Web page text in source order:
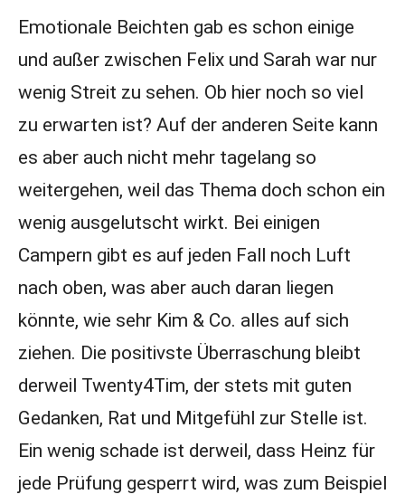
Emotionale Beichten gab es schon einige
und außer zwischen Felix und Sarah war nur
wenig Streit zu sehen. Ob hier noch so viel
zu erwarten ist? Auf der anderen Seite kann
es aber auch nicht mehr tagelang so
weitergehen, weil das Thema doch schon ein
wenig ausgelutscht wirkt. Bei einigen
Campern gibt es auf jeden Fall noch Luft
nach oben, was aber auch daran liegen
könnte, wie sehr Kim & Co. alles auf sich
ziehen. Die positivste Überraschung bleibt
derweil Twenty4Tim, der stets mit guten
Gedanken, Rat und Mitgefühl zur Stelle ist.
Ein wenig schade ist derweil, dass Heinz für
jede Prüfung gesperrt wird, was zum Beispiel